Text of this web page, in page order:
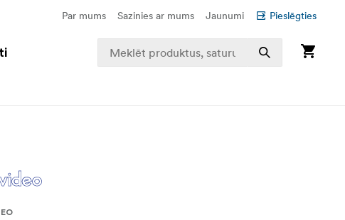
Par mums Sazinies ar mums Jaunumi Pieslēgties